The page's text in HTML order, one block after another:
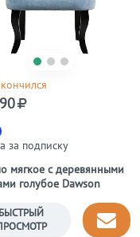
мягкое с деревянными
голубое Dawson
за подписку
БЫСТРЫЙ